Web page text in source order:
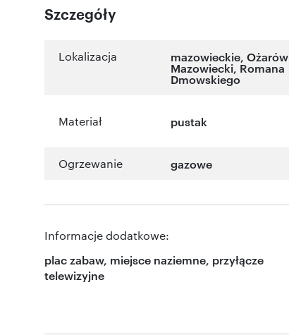
Szczegóły
Lokalizacja mazowieckie,Ożarów
Mazowiecki, Romana
Dmowskiego
Materiał pustak
Ogrzewanie gazowe
Informacje dodatkowe:
plac zabaw, miejsce naziemne, przyłącze
telewizyjne